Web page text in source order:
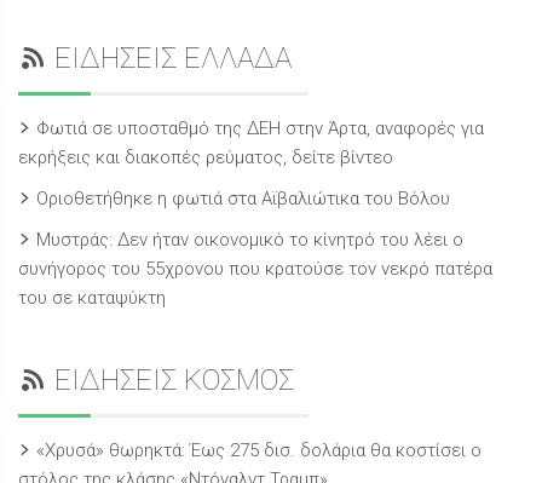
ΕΙΔΗΣΕΙΣ ΕΛΛΑΔΑ
Φωτιά σε υποσταθμό της ΔΕΗ στην Άρτα, αναφορές για
εκρήξεις και διακοπές ρεύματος, δείτε βίντεο
Οριοθετήθηκε η φωτιά στα Αϊβαλιώτικα του Βόλου
Μυστράς: Δεν ήταν οικονομικό το κίνητρό του λέει ο
συνήγορος του 55χρονου που κρατούσε τον νεκρό πατέρα
του σε καταψύκτη
ΕΙΔΗΣΕΙΣ ΚΟΣΜΟΣ
«Χρυσά» θωρηκτά: Έως 275 δισ. δολάρια θα κοστίσει ο